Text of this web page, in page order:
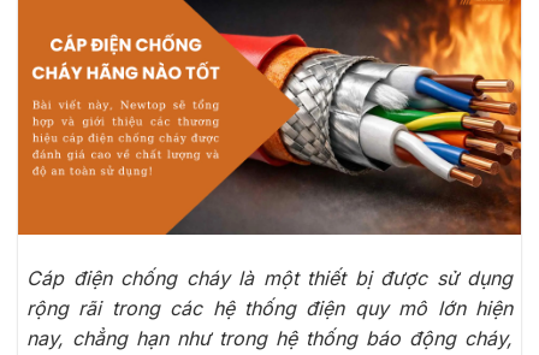
Cáp điện chống cháy là một thiết bị được sử dụng
rộng rãi trong các hệ thống điện quy mô lớn hiện
nay, chẳng hạn như trong hệ thống báo động cháy,